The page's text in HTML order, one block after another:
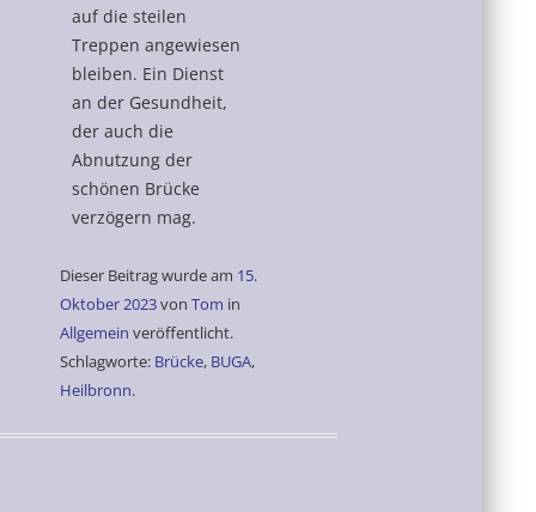
auf die steilen
Treppen angewiesen
bleiben. Ein Dienst
an der Gesundheit,
der auch die
Abnutzung der
schönen Brücke
verzögern mag.
Dieser Beitrag wurde am 15.
Oktober 2023von Tom in
Allgemein veröffentlicht.
Schlagworte: Brücke, BUGA,
Heilbronn.